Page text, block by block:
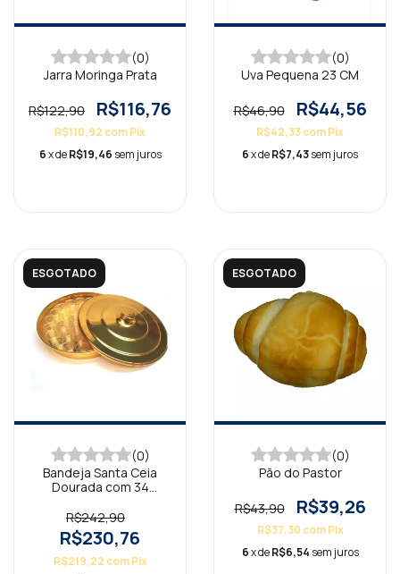
(0)
Jarra Moringa Prata
R$122,90 R$116,76
R$110,92 comPix
6x deR$19,46 sem juros
(0)
Uva Pequena 23 CM
R$46,90 R$44,56
R$42,33comPix
6x deR$7,43sem juros
ESGOTADO
(0)
Bandeja Santa Ceia
Dourada com 34
R$242,90
R$230,76
R$219,22 com Pix
ESGOTADO
(0)
Pão do Pastor
R$43,90 R$39,26
R$37,30 com Pix
6x deR$6,54 sem juros